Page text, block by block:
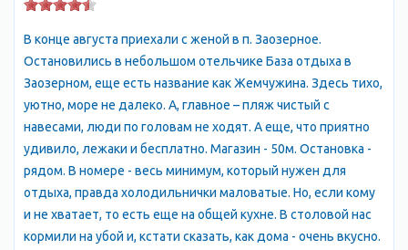
В конце августа приехали с женой в п. Заозерное.
Остановились в небольшом отельчике База отдыха в
Заозерном, еще есть название как Жемчужина. Здесь тихо,
уютно, море не далеко. А, главное – пляж чистый с
навесами, люди по головам не ходят. А еще, что приятно
удивило, лежаки и бесплатно. Магазин - 50м. Остановка -
рядом. В номере - весь минимум, который нужен для
отдыха, правда холодильнички маловатые. Но, если кому
и не хватает, то есть еще на общей кухне. В столовой нас
кормили на убой и, кстати сказать, как дома - очень вкусно.